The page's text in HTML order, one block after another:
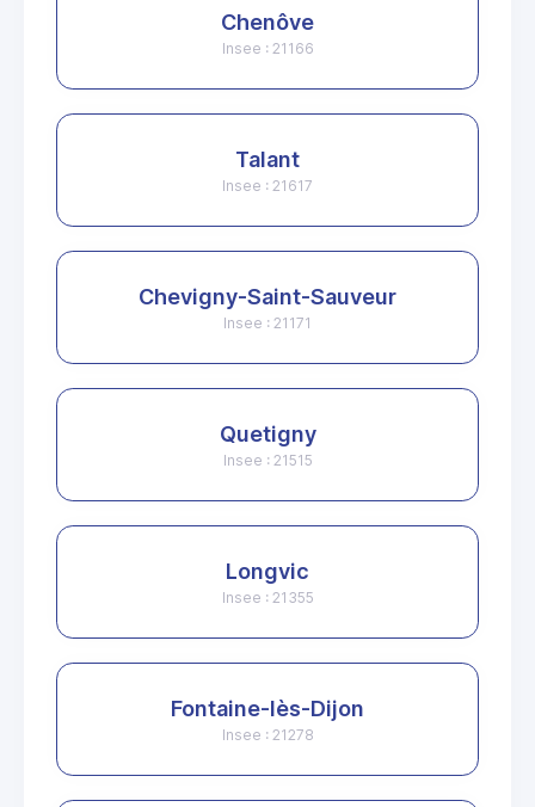
Chenôve
Insee : 21166
Talant
Insee : 21617
Chevigny-Saint-Sauveur
Insee : 21171
Quetigny
Insee : 21515
Longvic
Insee : 21355
Fontaine-lès-Dijon
Insee : 21278